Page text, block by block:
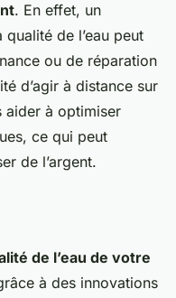
. En effet, un
de l’eau peut
ou de réparation
d’agir à distance sur
aider à optimiser
ce qui peut
de l’argent.
de l’eau de votre
à des innovations